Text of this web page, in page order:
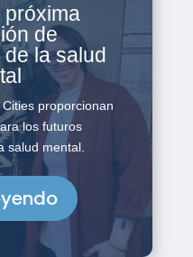
próxima
de
la salud
proporcionan
los futuros
salud mental.